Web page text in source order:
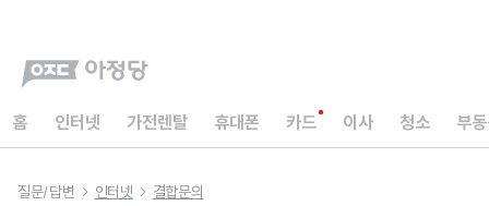
홈 인터넷 가전렌탈 휴대폰 카드 이사 청소 부
질문/답변  인터넷  결합문의